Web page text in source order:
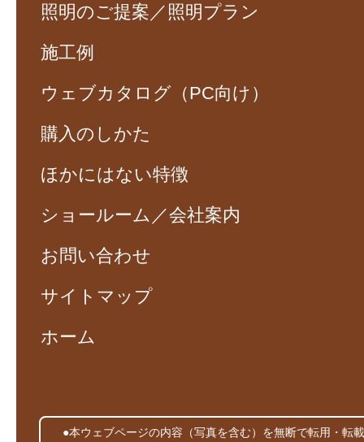
照明のご提案／照明プラン
施工例
ウェブカタログ（PC向け）
購入のしかた
ほかにはない特徴
ショールーム／会社案内
お問い合わせ
サイトマップ
ホーム
●本ウェブページの内容（写真を含む）を無断で転用・転